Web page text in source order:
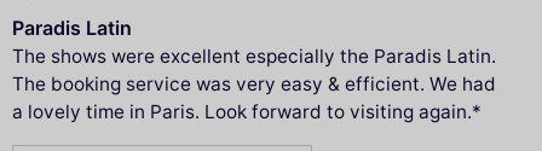
Paradis Latin
The shows were excellent especially the Paradis Latin.
The booking service was very easy & efficient. We had
a lovely time in Paris. Look forward to visiting again.*